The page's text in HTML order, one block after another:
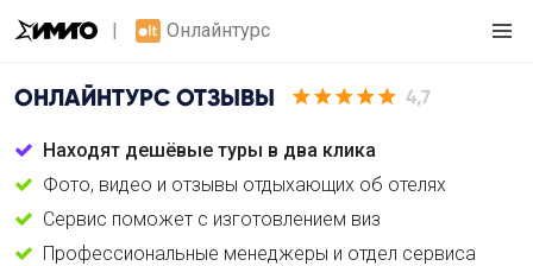
Онлайнтурс
ОНЛАЙНТУРС ОТЗЫВЫ 4,7
Находят дешёвые туры в два клика
Фото, видео и отзывы отдыхающих об отелях
Сервис поможет с изготовлением виз
Профессиональные менеджеры и отдел сервиса